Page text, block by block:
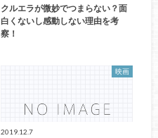
クルエラが微妙でつまらない？面
白くないし感動しない理由を考
察！
映画
2019.12.7